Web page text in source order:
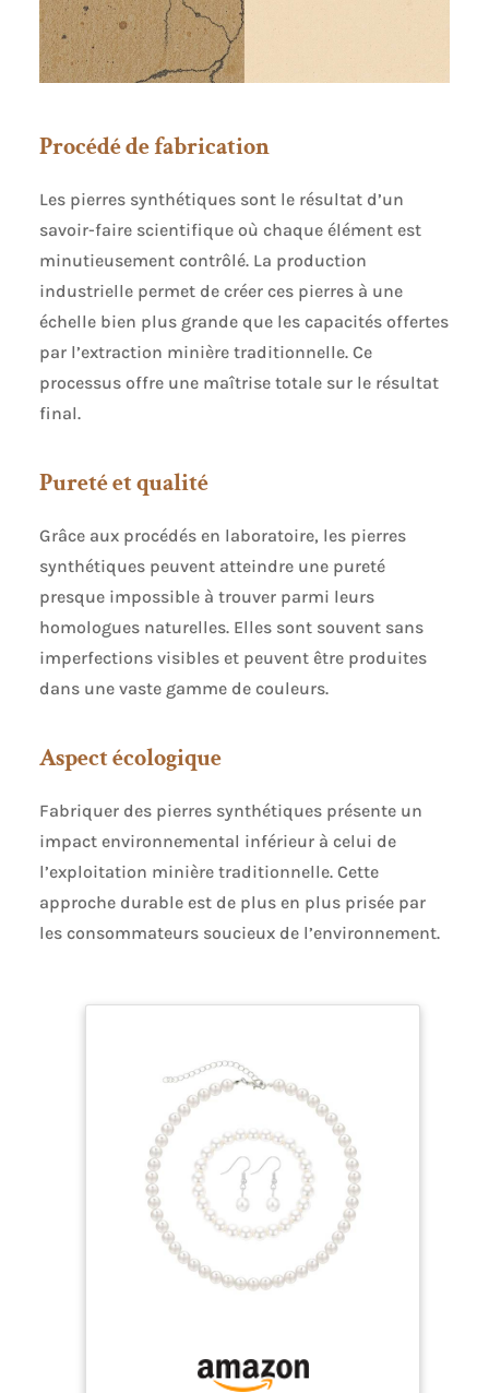
Procédé de fabrication
Les pierres synthétiques sont le résultat d’un
savoir-faire scientifique où chaque élément est
minutieusement contrôlé. La production
industrielle permet de créer ces pierres à une
échelle bien plus grande que les capacités offertes
par l’extraction minière traditionnelle. Ce
processus offre une maîtrise totale sur le résultat
final.
Pureté et qualité
Grâce aux procédés en laboratoire, les pierres
synthétiques peuvent atteindre une pureté
presque impossible à trouver parmi leurs
homologues naturelles. Elles sont souvent sans
imperfections visibles et peuvent être produites
dans une vaste gamme de couleurs.
Aspect écologique
Fabriquer des pierres synthétiques présente un
impact environnemental inférieur à celui de
l’exploitation minière traditionnelle. Cette
approche durable est de plus en plus prisée par
les consommateurs soucieux de l’environnement.